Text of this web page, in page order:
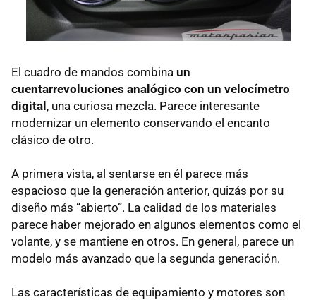
El cuadro de mandos combina un
cuentarrevoluciones analógico con un velocímetro
digital, una curiosa mezcla. Parece interesante
modernizar un elemento conservando el encanto
clásico de otro.
A primera vista, al sentarse en él parece más
espacioso que la generación anterior, quizás por su
diseño más “abierto”. La calidad de los materiales
parece haber mejorado en algunos elementos como el
volante, y se mantiene en otros. En general, parece un
modelo más avanzado que la segunda generación.
Las características de equipamiento y motores son